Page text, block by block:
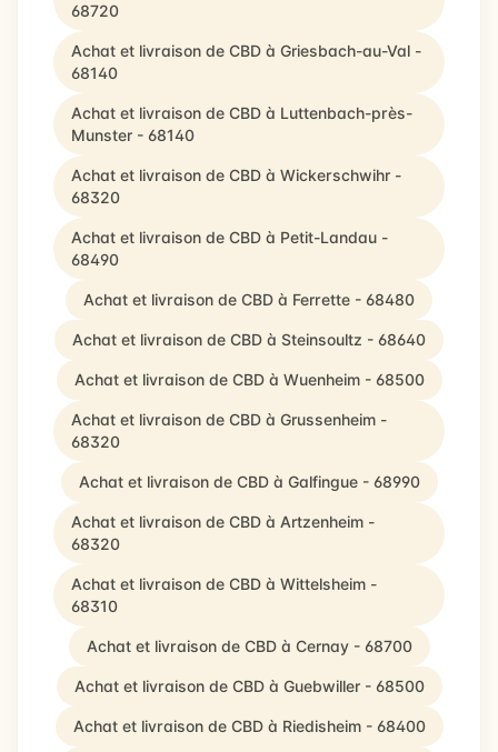
68720
Achat et livraison de CBD à Griesbach-au-Val -
68140
Achat et livraison de CBD à Luttenbach-près-
Munster - 68140
Achat et livraison de CBD à Wickerschwihr -
68320
Achat et livraison de CBD à Petit-Landau -
68490
Achat et livraison de CBD à Ferrette - 68480
Achat et livraison de CBD à Steinsoultz - 68640
Achat et livraison de CBD à Wuenheim - 68500
Achat et livraison de CBD à Grussenheim -
68320
Achat et livraison de CBD à Galfingue - 68990
Achat et livraison de CBD à Artzenheim -
68320
Achat et livraison de CBD à Wittelsheim -
68310
Achat et livraison de CBD à Cernay - 68700
Achat et livraison de CBD à Guebwiller - 68500
Achat et livraison de CBD à Riedisheim - 68400